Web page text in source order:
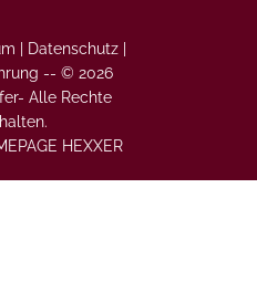
|
Datenschutz |
-- © 2026
Alle Rechte
HEXXER